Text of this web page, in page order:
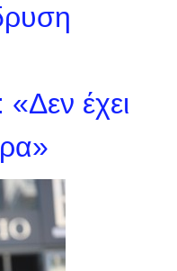
έχει